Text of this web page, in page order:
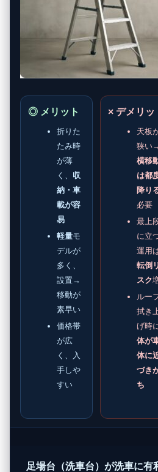
◎ メリット
折りた
たみ時
が薄
く、 収
納・車
載が容
易
軽量モ
デルが
多く、
設置→
移動が
素早い
価格帯
が広
く、入
手しや
すい
× デメリッ
天板
狭い
横移
は都
降り
必要
最上
に立
運用
転倒
スク
ルー
拭き
げ時
体が
体に
づき
ち
足場台（洗車台）が洗車に有